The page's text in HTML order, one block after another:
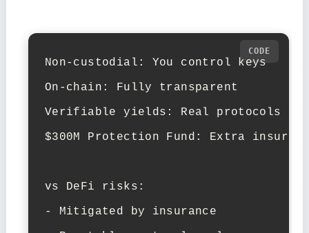
Non-custodial: You control keys
On-chain: Fully transparent
Verifiable yields: Real protocols
$300M Protection Fund: Extra
vs DeFi risks:
- Mitigated by insurance